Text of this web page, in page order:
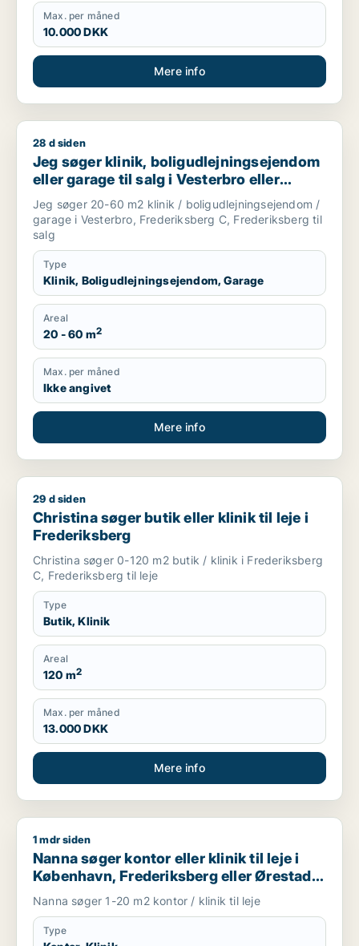
Max. per måned
10.000 DKK
Mere info
Jeg søger klinik, boligudlejningsejendom eller garage til
28 d siden
Jeg søger klinik, boligudlejningsejendom
eller garage til salg i Vesterbro eller
Frederiksberg
Jeg søger 20-60 m2 klinik / boligudlejningsejendom /
garage i Vesterbro, Frederiksberg C, Frederiksberg til
salg
Type
Klinik, Boligudlejningsejendom, Garage
Areal
20 - 60 m2
Max. per måned
Ikke angivet
Mere info
Christina søger butik eller klinik til leje i Frederiksberg
29 d siden
Christina søger butik eller klinik til leje i
Frederiksberg
Christina søger 0-120 m2 butik / klinik i Frederiksberg
C, Frederiksberg til leje
Type
Butik, Klinik
Areal
120 m2
Max. per måned
13.000 DKK
Mere info
Nanna søger kontor eller klinik til leje i København,
1 mdr siden
Nanna søger kontor eller klinik til leje i
København, Frederiksberg eller Ørestad
m.fl.
Nanna søger 1-20 m2 kontor / klinik til leje
Type